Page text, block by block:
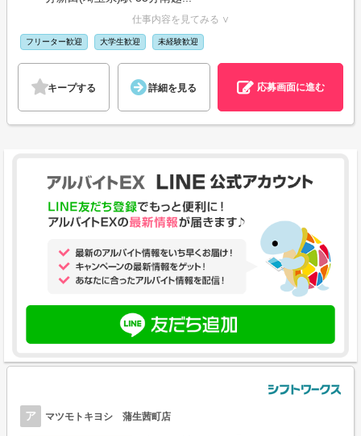
仕事内容を見てみる ∨
フリーター歓迎 大学生歓迎 未経験歓迎
キープする 詳細を見る 応募画面に進む
ア マツモトキヨシ 蒲生茜町店